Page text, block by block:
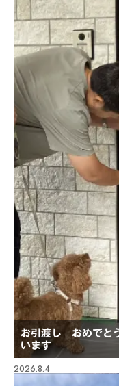
お引渡し おめでと
います
2026.8.4